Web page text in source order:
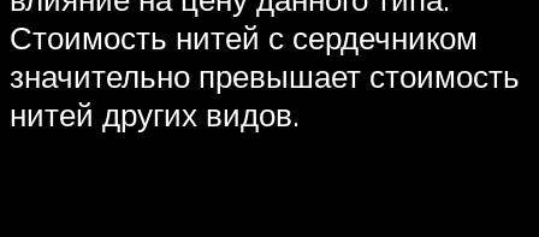
Стоимость нитей с сердечником
значительно превышает стоимость
нитей других видов.